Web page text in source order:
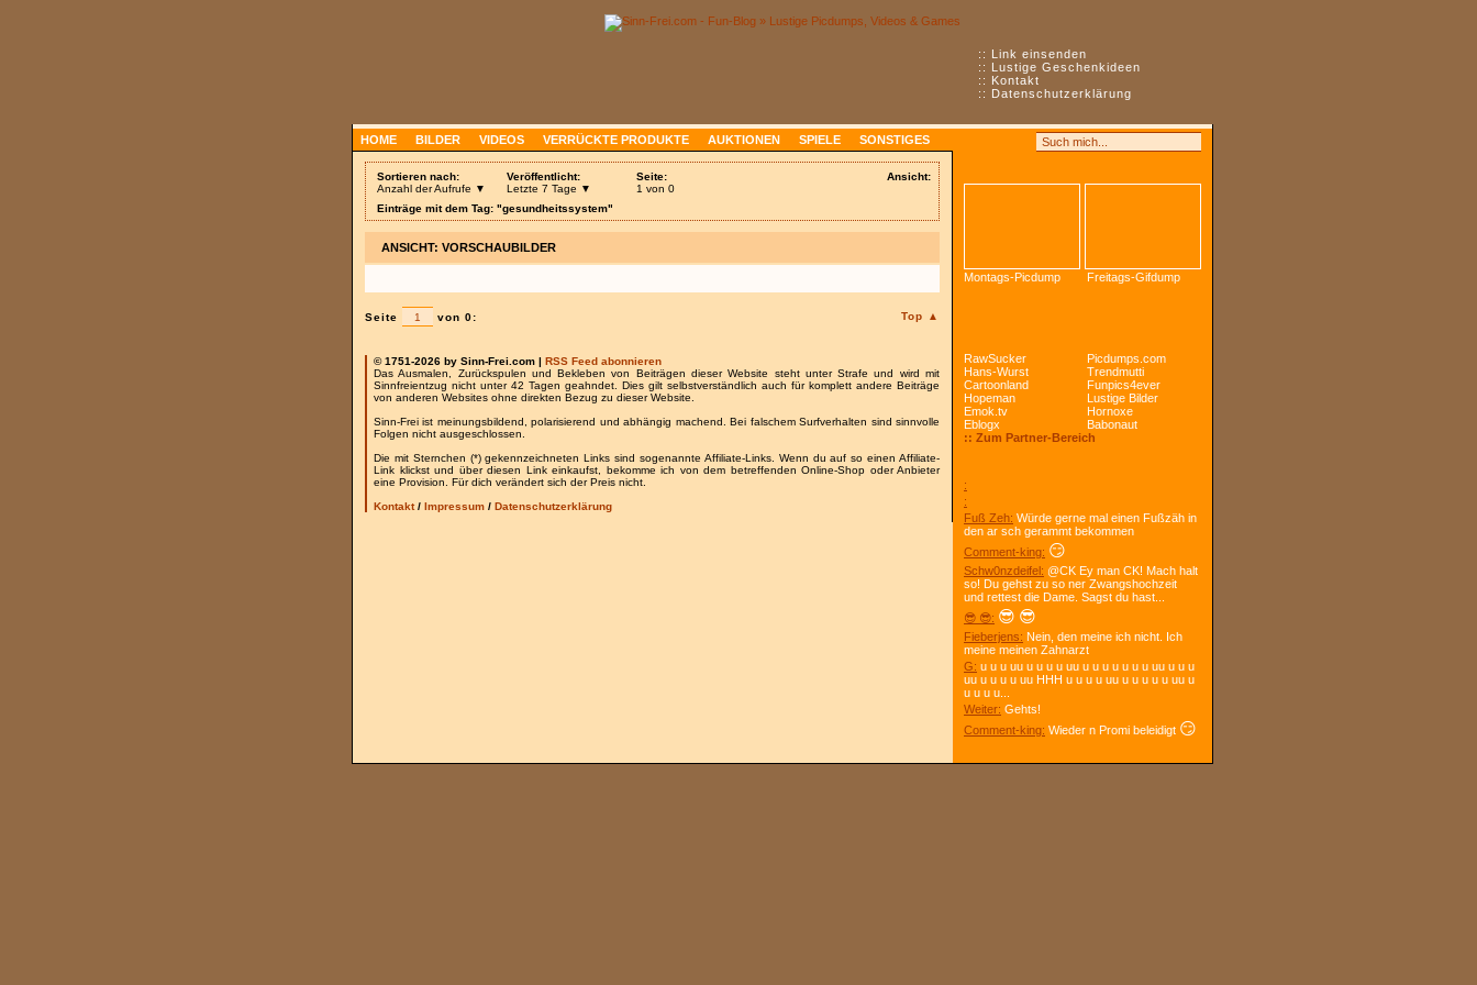
:: Link einsenden
:: Lustige Geschenkideen
:: Kontakt
:: Datenschutzerklärung
HOME BILDER VIDEOS VERRÜCKTE PRODUKTE AUKTIONEN SPIELE SONSTIGES
Ansicht:
Sortieren nach:
Anzahl der Aufrufe ▼
Veröffentlicht:
Letzte 7 Tage ▼
Seite:
1 von 0
Einträge mit dem Tag: "gesundheitssystem"
ANSICHT: VORSCHAUBILDER
Top ▲
Seite von 0:
© 1751-2026 by Sinn-Frei.com | RSS Feed abonnieren
Das Ausmalen, Zurückspulen und Bekleben von Beiträgen dieser Website steht unter Strafe und wird mit
Sinnfreientzug nicht unter 42 Tagen geahndet. Dies gilt selbstverständlich auch für komplett andere Beiträge
von anderen Websites ohne direkten Bezug zu dieser Website.
Sinn-Frei ist meinungsbildend, polarisierend und abhängig machend. Bei falschem Surfverhalten sind sinnvolle
Folgen nicht ausgeschlossen.
Die mit Sternchen (*) gekennzeichneten Links sind sogenannte Affiliate-Links. Wenn du auf so einen Affiliate-
Link klickst und über diesen Link einkaufst, bekomme ich von dem betreffenden Online-Shop oder Anbieter
eine Provision. Für dich verändert sich der Preis nicht.
Kontakt/ Impressum / Datenschutzerklärung
Montags-Picdump Freitags-Gifdump
RawSucker
Picdumps.com
Hans-Wurst
Trendmutti
Cartoonland
Funpics4ever
Hopeman
Lustige Bilder
Emok.tv
Hornoxe
Eblogx
Babonaut
:: Zum Partner-Bereich
:
:
Fuß Zeh: Würde gerne mal einen Fußzäh in
den ar sch gerammt bekommen
Comment-king: 😏
Schw0nzdeifel: @CK Ey man CK! Mach halt
so! Du gehst zu so ner Zwangshochzeit
und rettest die Dame. Sagst du hast...
😎 😎: 😎 😎
Fieberjens: Nein, den meine ich nicht. Ich
meine meinen Zahnarzt
G: u u u uu u u u u uu u u u u u u u uu u u u
uu u u u u uu HHH u u u u uu u u u u u uu u
u u u u...
Weiter: Gehts!
Comment-king: Wieder n Promi beleidigt 😏